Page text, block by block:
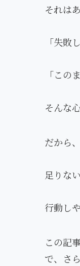
それは
「失敗
「この
そんな
だから
足りな
行動し
この記
で、さ